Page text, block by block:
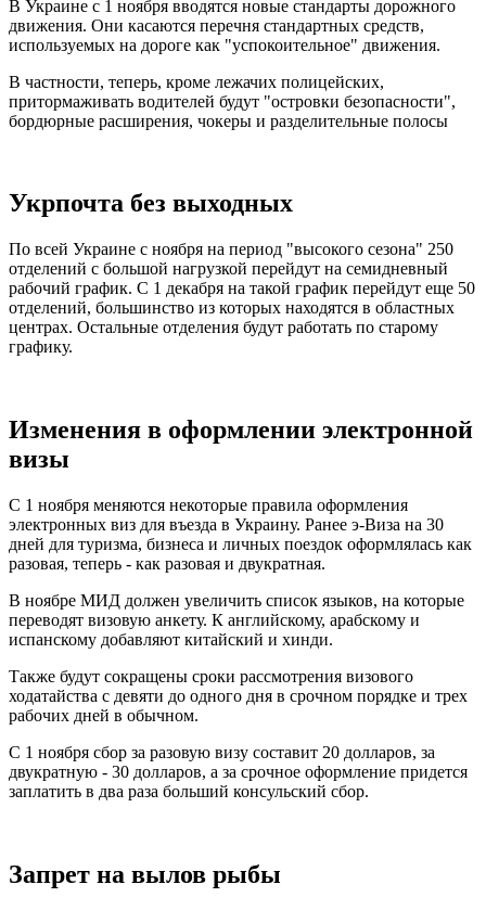
В Украине с 1 ноября вводятся новые стандарты дорожного
движения. Они касаются перечня стандартных средств,
используемых на дороге как "успокоительное" движения.
В частности, теперь, кроме лежачих полицейских,
притормаживать водителей будут "островки безопасности",
бордюрные расширения, чокеры и разделительные полосы
Укрпочта без выходных
По всей Украине с ноября на период "высокого сезона" 250
отделений с большой нагрузкой перейдут на семидневный
рабочий график. С 1 декабря на такой график перейдут еще 50
отделений, большинство из которых находятся в областных
центрах. Остальные отделения будут работать по старому
графику.
Изменения в оформлении электронной
визы
С 1 ноября меняются некоторые правила оформления
электронных виз для въезда в Украину. Ранее э-Виза на 30
дней для туризма, бизнеса и личных поездок оформлялась как
разовая, теперь - как разовая и двукратная.
В ноябре МИД должен увеличить список языков, на которые
переводят визовую анкету. К английскому, арабскому и
испанскому добавляют китайский и хинди.
Также будут сокращены сроки рассмотрения визового
ходатайства с девяти до одного дня в срочном порядке и трех
рабочих дней в обычном.
С 1 ноября сбор за разовую визу составит 20 долларов, за
двукратную - 30 долларов, а за срочное оформление придется
заплатить в два раза больший консульский сбор.
Запрет на вылов рыбы